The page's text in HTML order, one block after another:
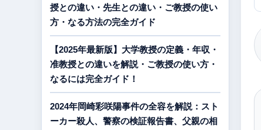
授との違い・先生との違い・ご教授の使い
方・なる方法の完全ガイド
【2025年最新版】大学教授の定義・年収・
准教授との違いを解説・ご教授の使い方・
なるには完全ガイド！
2024年岡崎彩咲陽事件の全容を解説：スト
ーカー殺人、警察の検証報告書、父親の相